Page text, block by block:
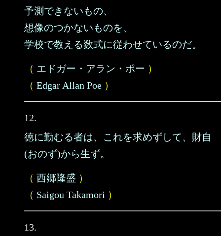
予測できないもの、
想像のつかないものを、
学校で教える数式に従わせているのだ。
（ エドガー・アラン・ポー ）
（ Edgar Allan Poe ）
12.
徳に勤むる者は、これを求めずして、財自
(おのず)から生ず。
（ 西郷隆盛 ）
（ Saigou Takamori ）
13.